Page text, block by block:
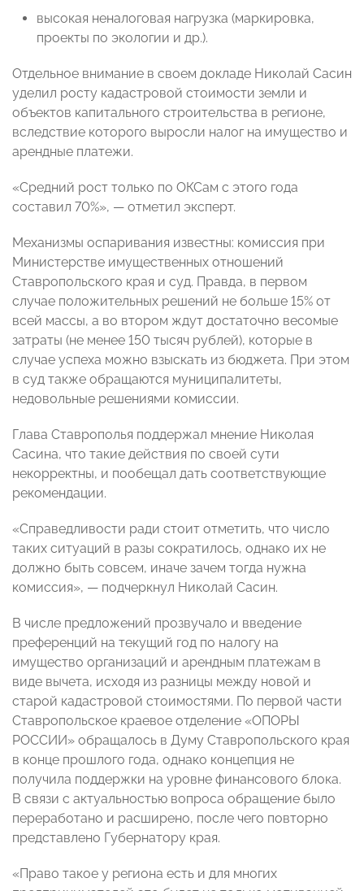
высокая неналоговая нагрузка (маркировка,
проекты по экологии и др.).
Отдельное внимание в своем докладе Николай Сасин
уделил росту кадастровой стоимости земли и
объектов капитального строительства в регионе,
вследствие которого выросли налог на имущество и
арендные платежи.
«Средний рост только по ОКСам с этого года
составил 70%», — отметил эксперт.
Механизмы оспаривания известны: комиссия при
Министерстве имущественных отношений
Ставропольского края и суд. Правда, в первом
случае положительных решений не больше 15% от
всей массы, а во втором ждут достаточно весомые
затраты (не менее 150 тысяч рублей), которые в
случае успеха можно взыскать из бюджета. При этом
в суд также обращаются муниципалитеты,
недовольные решениями комиссии.
Глава Ставрополья поддержал мнение Николая
Сасина, что такие действия по своей сути
некорректны, и пообещал дать соответствующие
рекомендации.
«Справедливости ради стоит отметить, что число
таких ситуаций в разы сократилось, однако их не
должно быть совсем, иначе зачем тогда нужна
комиссия», — подчеркнул Николай Сасин.
В числе предложений прозвучало и введение
преференций на текущий год по налогу на
имущество организаций и арендным платежам в
виде вычета, исходя из разницы между новой и
старой кадастровой стоимостями. По первой части
Ставропольское краевое отделение «ОПОРЫ
РОССИИ» обращалось в Думу Ставропольского края
в конце прошлого года, однако концепция не
получила поддержки на уровне финансового блока.
В связи с актуальностью вопроса обращение было
переработано и расширено, после чего повторно
представлено Губернатору края.
«Право такое у региона есть и для многих